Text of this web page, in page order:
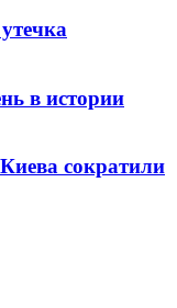
в истории
сократили